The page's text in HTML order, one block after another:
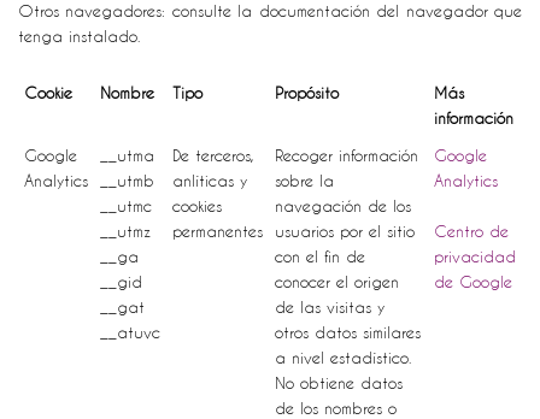
Otros navegadores: consulte la documentación del navegador que
tenga instalado.
Cookie Nombre Tipo Propósito
Más
información
Google
Analytics
__utma
__utmb
__utmc
__utmz
__ga
__gid
__gat
__atuvc
De terceros,
anlíticas y
cookies
permanentes
Recoger información
sobre la
navegación de los
usuarios por el sitio
con el fin de
conocer el origen
de las visitas y
otros datos similares
a nivel estadístico.
No obtiene datos
de los nombres o
Google
Analytics
Centro de
privacidad
de Google